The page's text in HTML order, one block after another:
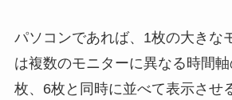
パソコンであれば、1枚の大きな
は複数のモニターに異なる時間
枚、6枚と同時に並べて表示させ